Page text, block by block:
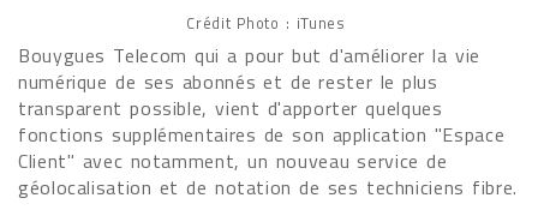
Crédit Photo : iTunes
Bouygues Telecom qui a pour but d'améliorer la vie
numérique de ses abonnés et de rester le plus
transparent possible, vient d'apporter quelques
fonctions supplémentaires de son application "Espace
Client" avec notamment, un nouveau service de
géolocalisation et de notation de ses techniciens fibre.